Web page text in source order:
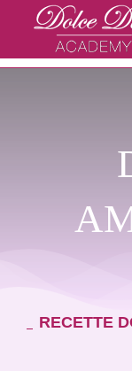
Passer
RECETTE